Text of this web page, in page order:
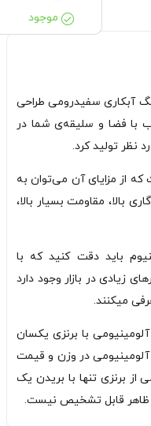
موجود
و 10 شعله در رنگ آبکاری سفیدرومی طراحی
با فضا و سلیقه‌ی شما در
نظر تولید کرد.
از مزایای آن می‌توان به
بالا، مقاومت بسیار بالا،
باید دقت کنید که با
زیادی در بازار وجود دارد
میکنند.
با برنزی یکسان
آلومینیومی در وزن و قیمت
برنزی تنها با بریدن یک
ظاهر قابل تشخیص نیست.